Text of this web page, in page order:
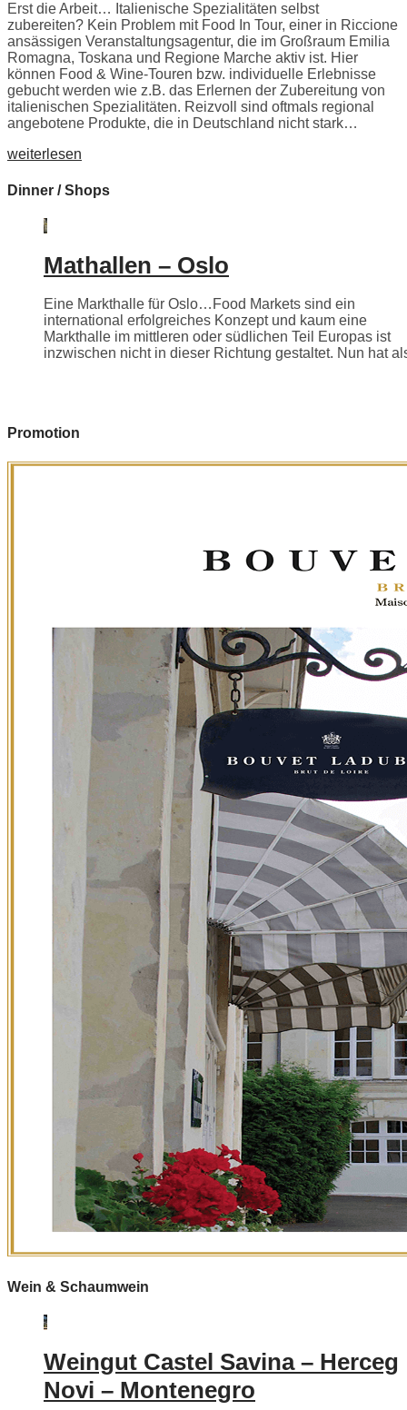
Erst die Arbeit… Italienische Spezialitäten selbst
zubereiten? Kein Problem mit Food In Tour, einer in Riccione
ansässigen Veranstaltungsagentur, die im Großraum Emilia
Romagna, Toskana und Regione Marche aktiv ist. Hier
können Food & Wine-Touren bzw. individuelle Erlebnisse
gebucht werden wie z.B. das Erlernen der Zubereitung von
italienischen Spezialitäten. Reizvoll sind oftmals regional
angebotene Produkte, die in Deutschland nicht stark…
weiterlesen
Dinner / Shops
Mathallen – Oslo
Eine Markthalle für Oslo…Food Markets sind ein
international erfolgreiches Konzept und kaum eine
Markthalle im mittleren oder südlichen Teil Europas ist
inzwischen nicht in dieser Richtung gestaltet. Nun hat
Promotion
Wein & Schaumwein
Weingut Castel Savina – Herceg
Novi – Montenegro